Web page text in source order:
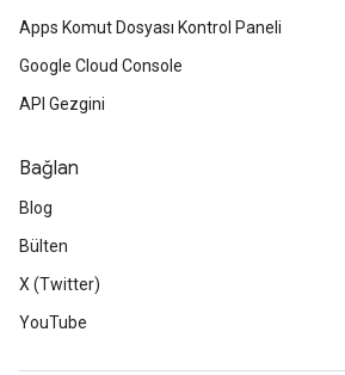
Apps Komut Dosyası Kontrol Paneli
Google Cloud Console
API Gezgini
Bağlan
Blog
Bülten
X (Twitter)
YouTube